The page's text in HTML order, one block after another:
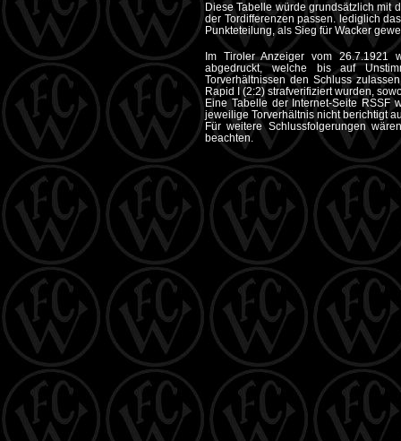
Diese Tabelle würde grundsätzlich mit
der Tordifferenzen passen. lediglich
Punkteteilung, als Sieg für Wacker
Im Tiroler Anzeiger vom 26.7.1921
abgedruckt, welche bis auf
Torverhältnissen den Schluss
Rapid I (2:2) strafverifiziert wurden,
Eine Tabelle der Internet-Seite RSSF
jeweilige Torverhältnis nicht berichtigt
Für weitere Schlussfolgerungen
beachten.